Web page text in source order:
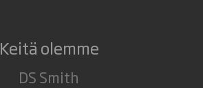
Keitä olemme
DS Smith